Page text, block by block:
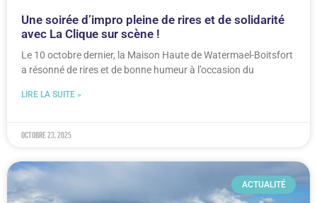
Une soirée d’impro pleine de rires et de solidarité
avec La Clique sur scène !
Le 10 octobre dernier, la Maison Haute de Watermael-Boitsfort
a résonné de rires et de bonne humeur à l’occasion du
LIRE LA SUITE »
octobre 23, 2025
ACTUALITÉ